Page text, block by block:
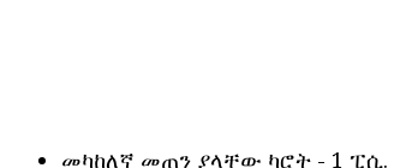
መካከለኛ መጠን ያላቸው ካሮት - 1 ፒሲ.